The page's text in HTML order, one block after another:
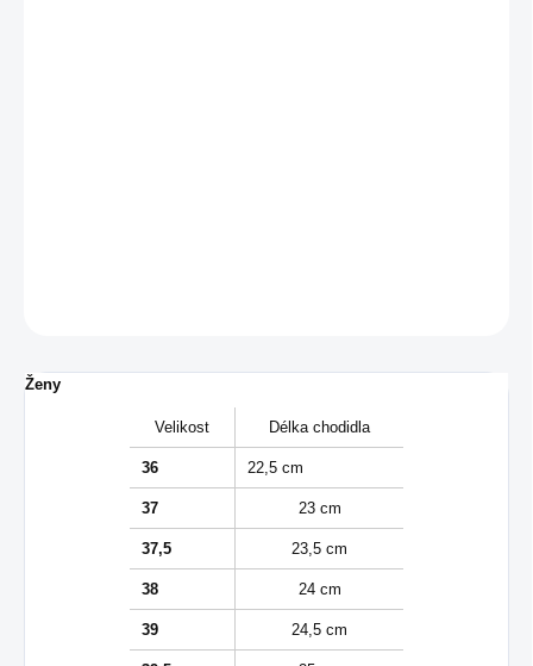
Ženy
Velikost Délka chodidla
36 22,5 cm
37 23 cm
37,5 23,5 cm
38 24 cm
39 24,5 cm